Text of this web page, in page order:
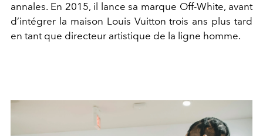
annales. En 2015, il lance sa marque Off-White, avant
d’intégrer la maison Louis Vuitton trois ans plus tard
en tant que directeur artistique de la ligne homme.